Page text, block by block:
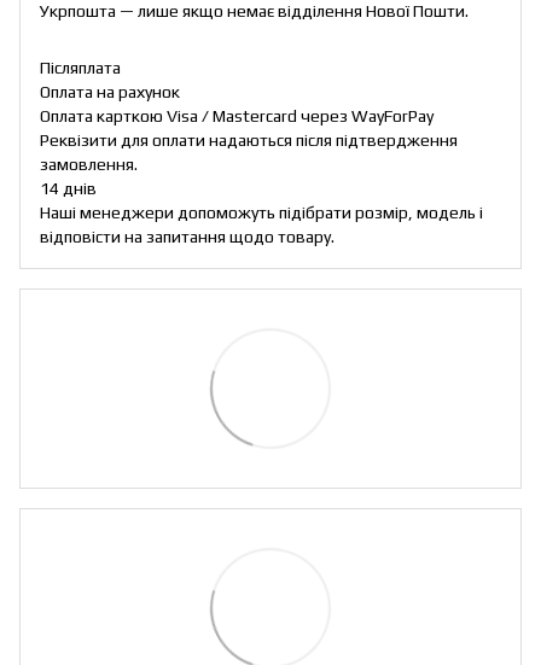
Укрпошта — лише якщо немає відділення Нової Пошти.
Післяплата
Оплата на рахунок
Оплата карткою Visa / Mastercard через WayForPay
Реквізити для оплати надаються після підтвердження
замовлення.
14 днів
Наші менеджери допоможуть підібрати розмір, модель і
відповісти на запитання щодо товару.